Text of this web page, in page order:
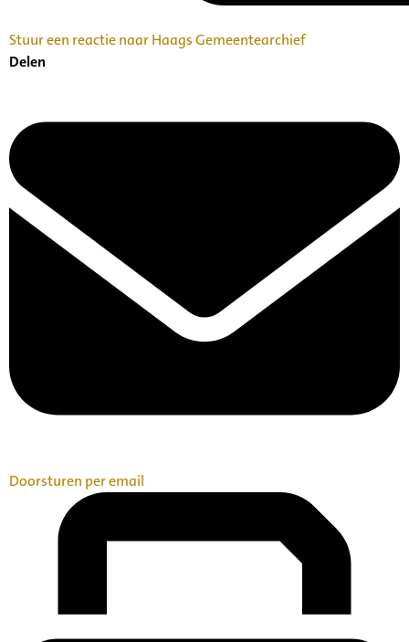
Stuur een reactie naar Haags Gemeentearchief
Delen
Doorsturen per email